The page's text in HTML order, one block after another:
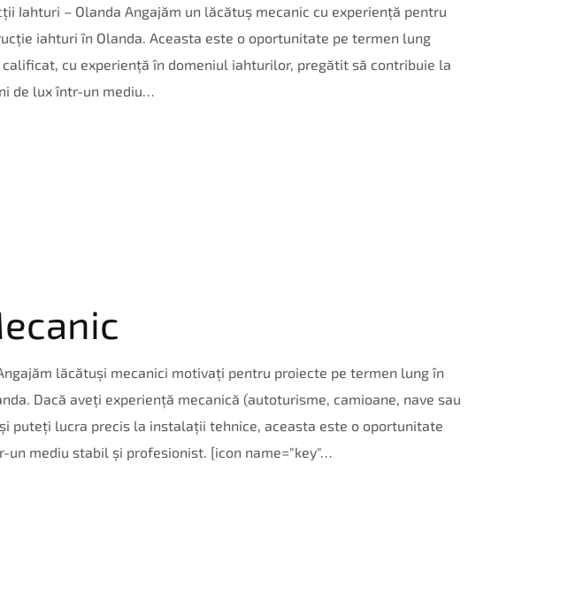
Iahturi – Olanda Angajăm un lăcătuș mecanic cu experiență pentru
iahturi în Olanda. Aceasta este o oportunitate pe termen lung
cu experiență în domeniul iahturilor, pregătit să contribuie la
de lux într-un mediu…
lăcătuși mecanici motivați pentru proiecte pe termen lung în
Dacă aveți experiență mecanică (autoturisme, camioane, nave sau
puteți lucra precis la instalații tehnice, aceasta este o oportunitate
un mediu stabil și profesionist. [icon name="key"…